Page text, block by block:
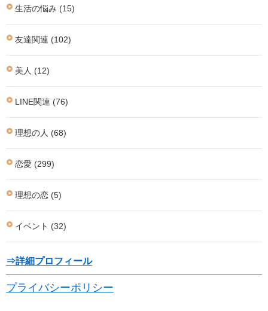
生活の悩み (15)
友達関連 (102)
美人 (12)
LINE関連 (76)
理想の人 (68)
恋愛 (299)
理想の恋 (5)
イベント (32)
⇒詳細プロフィール
プライバシーポリシー